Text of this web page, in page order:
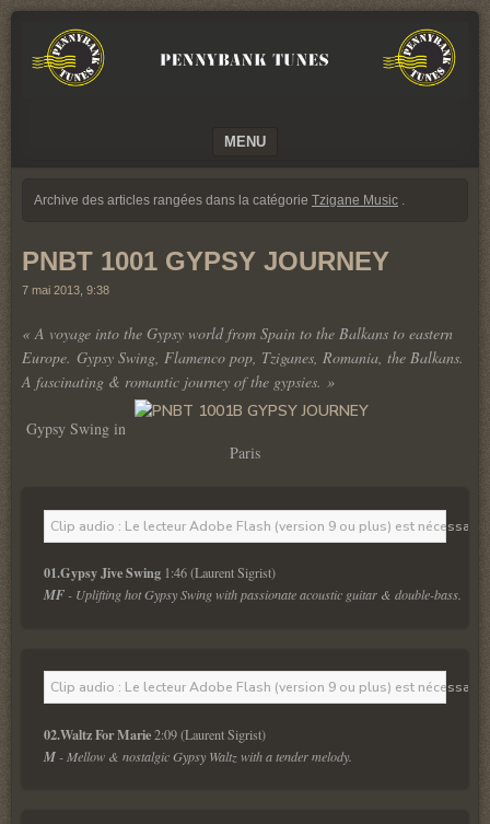
PENNYBANK
TUNES
believe
MENU
Archive des articles rangées dans la catégorie Tzigane Music .
PNBT 1001 GYPSY JOURNEY
7 mai 2013, 9:38
« A voyage into the Gypsy world from Spain to the Balkans to eastern
Europe. Gypsy Swing, Flamenco pop, Tziganes, Romania, the Balkans.
A fascinating & romantic journey of the gypsies. »
Gypsy Swing in
Paris
Clip audio : Le lecteur Adobe Flash (version 9 ou plus) est
01.Gypsy Jive Swing 1:46 (Laurent Sigrist)
MF - Uplifting hot Gypsy Swing with passionate acoustic guitar & double-bass.
Clip audio : Le lecteur Adobe Flash (version 9 ou plus) est
02.Waltz For Marie 2:09 (Laurent Sigrist)
M - Mellow & nostalgic Gypsy Waltz with a tender melody.